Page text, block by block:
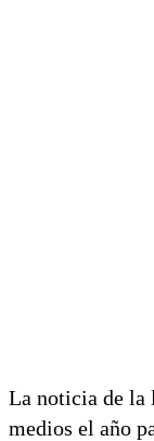
La noticia de la
medios el año